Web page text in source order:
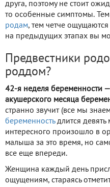
друга, поэтому не стоит
то особенные симптомы.
родам, тем четче ощущаются
на предыдущих этапах вы
Предвестники
роддом?
42-я неделя беременности
акушерского месяца
странно звучит (все мы
беременностьдлится девять
интересного произошло в
малыша за это время, но
все еще впереди.
Женщина каждый день
ощущениям, стараясь